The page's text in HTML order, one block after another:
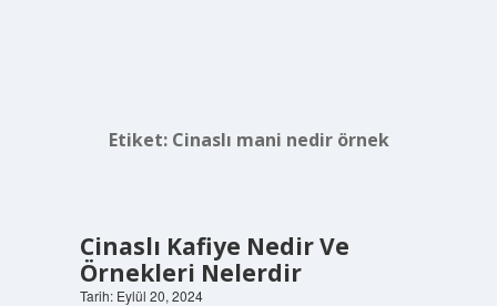
Etiket: Cinaslı mani nedir örnek
Cinaslı Kafiye Nedir Ve
Örnekleri Nelerdir
Tarih: Eylül 20, 2024